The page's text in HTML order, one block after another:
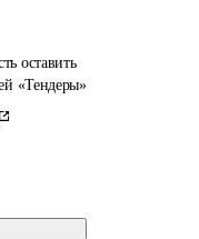
оставить
«Тендеры»